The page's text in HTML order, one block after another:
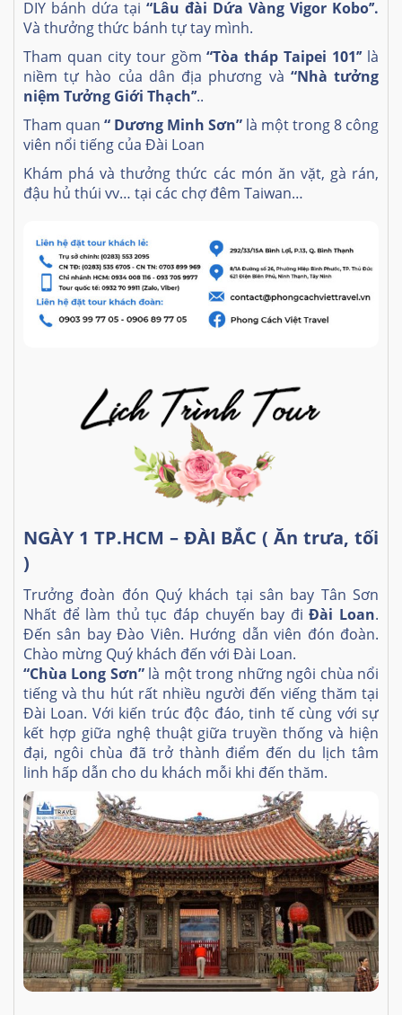
DIY bánh dứa tại “Lâu đài Dứa Vàng Vigor Kobo’’.
Và thưởng thức bánh tự tay mình.
Tham quan city tour gồm“Tòa tháp Taipei 101’’là
niềm tự hào của dân địa phương và “Nhà tưởng
niệm Tưởng Giới Thạch’’..
Tham quan “ Dương Minh Sơn” là một trong 8 công
viên nổi tiếng của Đài Loan
Khám phá và thưởng thức các món ăn vặt, gà rán,
đậu hủ thúi vv… tại các chợ đêm Taiwan…
NGÀY 1 TP.HCM – ĐÀI BẮC ( Ăn trưa, tối
)
Trưởng đoàn đón Quý khách tại sân bay Tân Sơn
Nhất để làm thủ tục đáp chuyến bay điĐài Loan.
Đến sân bay Đào Viên. Hướng dẫn viên đón đoàn.
Chào mừng Quý khách đến với Đài Loan.
“Chùa Long Sơn”là một trong những ngôi chùa nổi
tiếng và thu hút rất nhiều người đến viếng thăm tại
Đài Loan. Với kiến trúc độc đáo, tinh tế cùng với sự
kết hợp giữa nghệ thuật giữa truyền thống và hiện
đại, ngôi chùa đã trở thành điểm đến du lịch tâm
linh hấp dẫn cho du khách mỗi khi đến thăm.